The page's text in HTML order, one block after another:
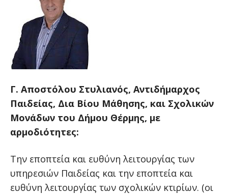
Γ. Αποστόλου Στυλιανός, Αντιδήμαρχος
Παιδείας, Δια Βίου Μάθησης, και Σχολικών
Μονάδων του Δήμου Θέρμης, με
αρμοδιότητες:
Την εποπτεία και ευθύνη λειτουργίας των
υπηρεσιών Παιδείας και την εποπτεία και
ευθύνη λειτουργίας των σχολικών κτιρίων. (οι